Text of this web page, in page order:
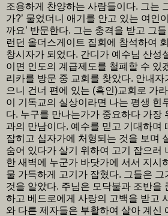
조용하게 찬양하는 사람들이다. 그는
가?’ 물었더니 애기를 안고 있는 여인
까요’ 반문한다. 그는 충격을 받고 그
런던 올더스게이트 집회에 참석하여
창시자가 되었다. 간디가 예수님 산성
이면 인도의 계급제도를 철폐할 수 있
리카를 방문 중 교회를 찾았다. 안내
으니 건너 편에 있는 (흑인)교회로 가
이 기독교의 실상이라면 나는 평생 힌
다. 누구를 만나는가가 중요하다 가장
과의 만남이다. 예수를 믿고 기대하며
잡히고 십자가에 처형되는 것을 보며
숨어 있다가 살기 위하여 고기 잡으러
한 새벽에 누군가 바닷가에 서서 지시
물 가득하게 고기가 잡혔다. 그들은 그
것을 알았다. 주님은 모닥불과 조반을
하고 베드로에게 사랑의 고백을 받고
와 다른 제자들은 부활하여 살아 계신